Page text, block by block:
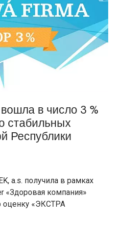
в число 3 %
стабильных
Республики
a.s. получила в рамках
«Здоровая компания»
«ЭКСТРА